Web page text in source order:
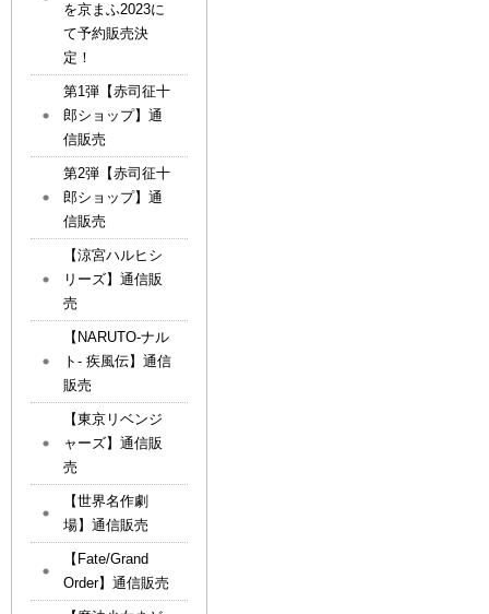
を京まふ2023に
て予約販売決
定！
第1弾【赤司征十
郎ショップ】通
信販売
第2弾【赤司征十
郎ショップ】通
信販売
【涼宮ハルヒシ
リーズ】通信販
売
【NARUTO-ナル
ト- 疾風伝】通信
販売
【東京リベンジ
ャーズ】通信販
売
【世界名作劇
場】通信販売
【Fate/Grand
Order】通信販売